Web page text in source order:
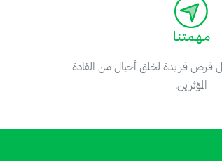
مـهـمـتـنـا
فرص فريدة لخلق أجيال من القادة
المؤثرين.